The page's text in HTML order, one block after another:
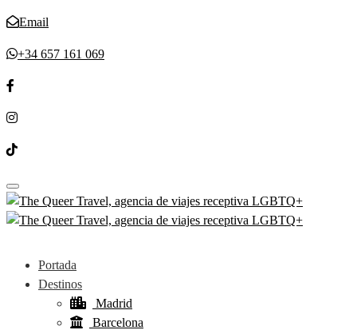
Email
+34 657 161 069
Toggle navigation
Portada
Destinos
Madrid
Barcelona